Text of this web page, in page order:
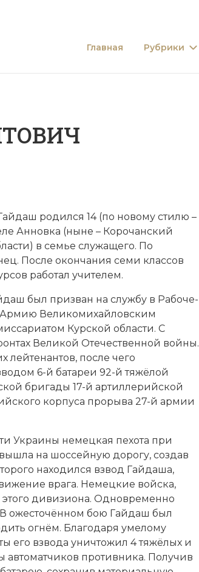
Главная Рубрики
родился 14 (по новому стилю –
Анновка (ныне – Корочанский
в семье служащего. По
После окончания семи классов
работал учителем.
был призван на службу в Рабоче-
Армию Великомихайловским
Курской области. С
Великой Отечественной войны.
после чего
6-й батареи 92-й тяжёлой
бригады 17-й артиллерийской
корпуса прорыва 27-й армии
Украины немецкая пехота при
на шоссейную дорогу, создав
находился взвод Гайдаша,
врага. Немецкие войска,
дивизиона. Одновременно
В ожесточённом бою Гайдаш был
огнём. Благодаря умелому
его взвода уничтожил 4 тяжёлых и
противника. Получив